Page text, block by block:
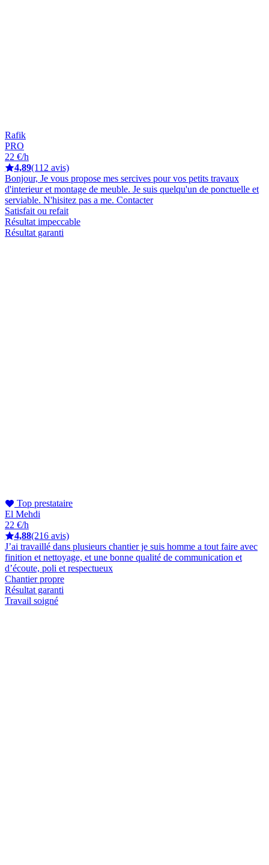
Rafik
PRO
22 €/h
4,89(112 avis)
Bonjour, Je vous propose mes sercives pour vos petits travaux
d'interieur et montage de meuble. Je suis quelqu'un de ponctuelle et
serviable. N'hisitez pas a me. Contacter
Satisfait ou refait
Résultat impeccable
Résultat garanti
Top prestataire
El Mehdi
22 €/h
4,88(216 avis)
J’ai travaillé dans plusieurs chantier je suis homme a tout faire avec
finition et nettoyage, et une bonne qualité de communication et
d’écoute, poli et respectueux
Chantier propre
Résultat garanti
Travail soigné